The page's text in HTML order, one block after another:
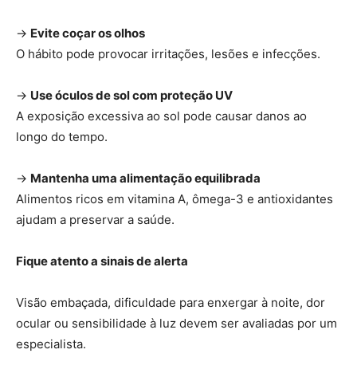
→ Evite coçar os olhos
O hábito pode provocar irritações, lesões e infecções.
→ Use óculos de sol com proteção UV
A exposição excessiva ao sol pode causar danos ao
longo do tempo.
→ Mantenha uma alimentação equilibrada
Alimentos ricos em vitamina A, ômega-3 e antioxidantes
ajudam a preservar a saúde.
Fique atento a sinais de alerta
Visão embaçada, dificuldade para enxergar à noite, dor
ocular ou sensibilidade à luz devem ser avaliadas por um
especialista.